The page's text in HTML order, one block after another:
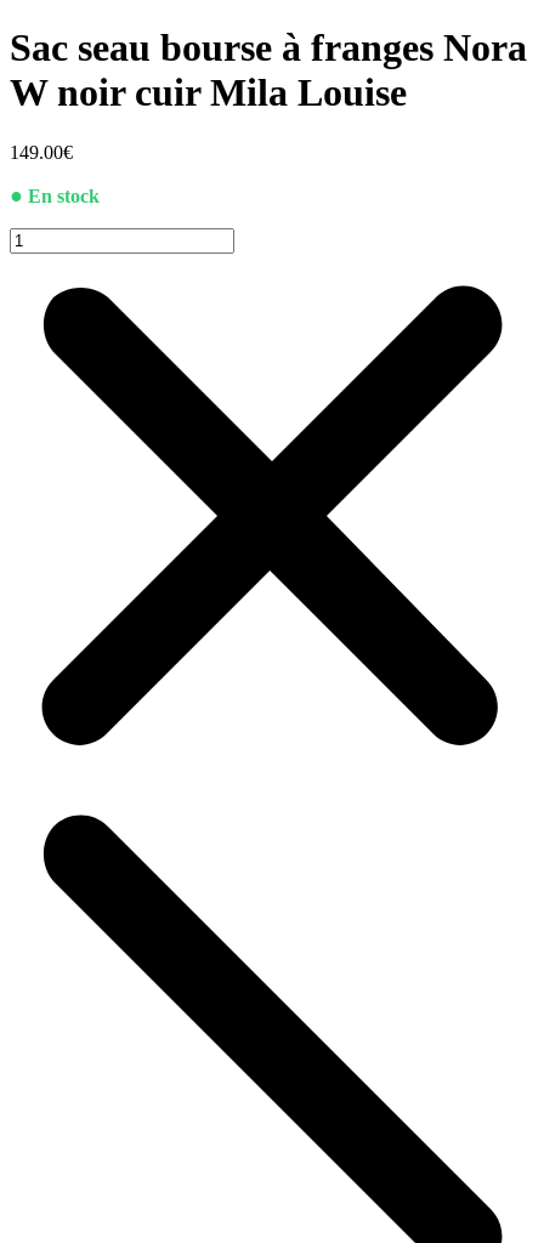
Sac seau bourse à franges Nora
W noir cuir Mila Louise
149.00€
● En stock